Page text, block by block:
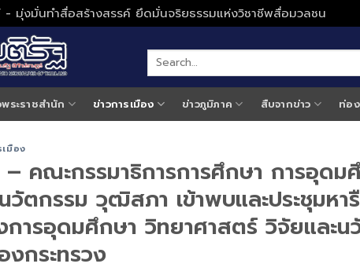
- มุ่งมั่นทำสื่อสร้างสรรค์ ยึดมั่นจริยธรรมแห่งวิชาชีพสื่อมวลชน
พระราชสำนัก ข่าวการเมือง ข่าวภูมิภาค สืบจากข่าว ท่อ
เมือง
คณะกรรมาธิการการศึกษา การอุดม
วัตกรรม วุฒิสภา เข้าพบและประชุมหา
การอุดมศึกษา วิทยาศาสตร์ วิจัยและ
งกระทรวง